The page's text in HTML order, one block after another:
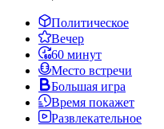
Политическое
Вечер
60 минут
Место встречи
Большая игра
Время покажет
Развлекательное